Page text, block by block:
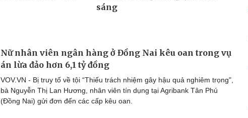
Nữ nhân viên ngân hàng ở Đồng Nai kêu oan trong vụ
án lừa đảo hơn 6,1 tỷ đồng
VOV.VN - Bị truy tố về tội “Thiếu trách nhiệm gây hậu quả nghiêm trọng",
bà Nguyễn Thị Lan Hương, nhân viên tín dụng tại Agribank Tân Phú
(Đồng Nai) gửi đơn đến các cấp kêu oan.